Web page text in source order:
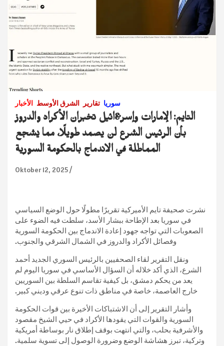
الأخبار الشرق الأوسط تقارير سوريا
التايم: الإمارات وإسر&ائيل تخبران الأكراد والدروز
بأن الرئيس الشرع لن يصمد طويلًا، مما يشجع
المماطلة في الاندماج بالحكومة السورية
Oktober 12, 2025
نشرت صحيفة تايم الأميركية تقريرًا مطولًا حول الوضع السياسي
في سوريا بعد الإطاحة ببشار الأسد، سلطت فيه الضوء على
الصعوبات التي تواجه جهود إعادة الاندماج بين الحكومة السورية
وفصائل الأكراد والدروز في الشمال الشرقي والجنوب.
ونقل التقرير لقاء الصحفيين بالرئيس السوري الجديد أحمد
الشرع، الذي أكد خلاله أن السؤال الأساسي في سوريا اليوم لم
يعد من يحكم دمشق، بل كيفية تقاسم السلطة بين السوريين
خارج العاصمة، خاصة في مناطق ذات تنوع عرقي وديني كبير.
وأشار التقرير إلى أن الاشتباكات الأخيرة بين قوات الحكومة
السورية والقوات التي يقودها الأكراد في حيي الشيخ مقصود
والأشرفية بحلب، والتي انتهت بوقف إطلاق نار بوساطة أمريكية
وتركية، تبرز هشاشة الوضع وضرورة الوصول إلى تسوية سلمية.